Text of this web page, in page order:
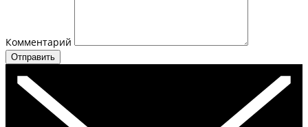
Комментарий
Отправить